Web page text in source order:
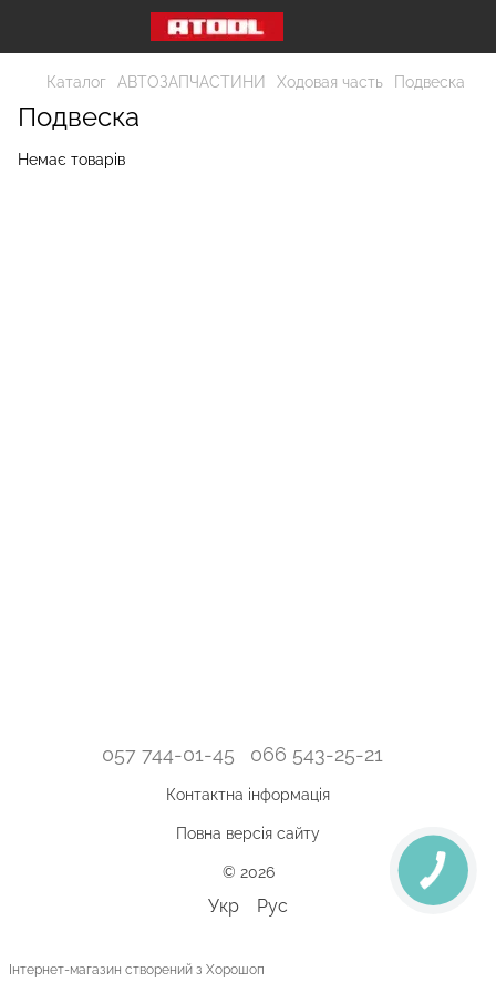
Каталог АВТОЗАПЧАСТИНИ Ходовая часть Подвеска
Подвеска
Немає товарів
057 744-01-45 066 543-25-21
Контактна інформація
Повна версія сайту
© 2026
Укр Рус
Інтернет-магазин створений з Хорошоп